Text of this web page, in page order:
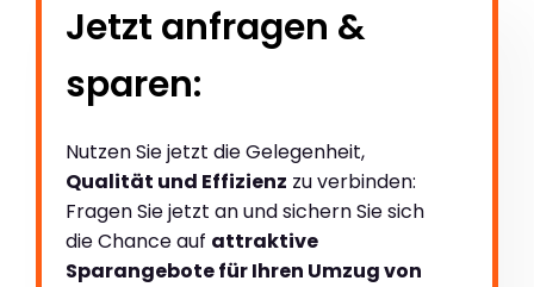
Jetzt anfragen &
sparen:
Nutzen Sie jetzt die Gelegenheit,
Qualität und Effizienz zu verbinden:
Fragen Sie jetzt an und sichern Sie sich
die Chance auf attraktive
Sparangebote für Ihren Umzug von